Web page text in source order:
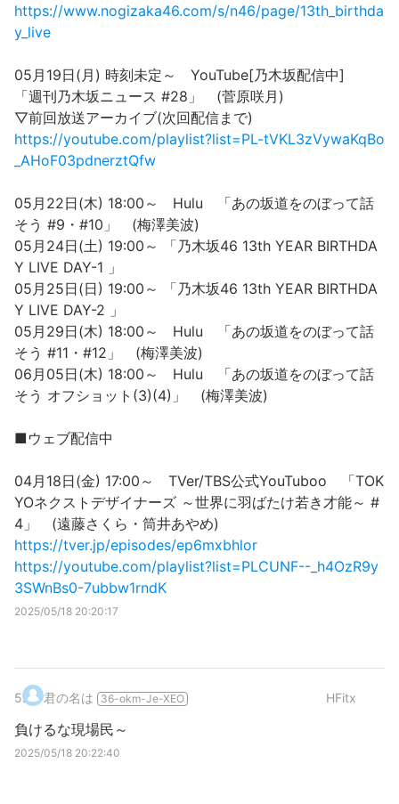
https://www.nogizaka46.com/s/n46/page/13th_birthda
y_live
05月19日(月) 時刻未定～ YouTube[乃木坂配信中]
「週刊乃木坂ニュース #28」 (菅原咲月)
▽前回放送アーカイブ(次回配信まで)
https://youtube.com/playlist?list=PL-tVKL3zVywaKqBo
_AHoF03pdnerztQfw
05月22日(木) 18:00～ Hulu 「あの坂道をのぼって話
そう #9・#10」 (梅澤美波)
05月24日(土) 19:00～ 「乃木坂46 13th YEAR BIRTHDA
Y LIVE DAY-1 」
05月25日(日) 19:00～ 「乃木坂46 13th YEAR BIRTHDA
Y LIVE DAY-2 」
05月29日(木) 18:00～ Hulu 「あの坂道をのぼって話
そう #11・#12」 (梅澤美波)
06月05日(木) 18:00～ Hulu 「あの坂道をのぼって話
そう オフショット(3)(4)」 (梅澤美波)
■ウェブ配信中
04月18日(金) 17:00～ TVer/TBS公式YouTuboo 「TOK
YOネクストデザイナーズ ～世界に羽ばたけ若き才能～ #
4」 (遠藤さくら・筒井あやめ)
https://tver.jp/episodes/ep6mxbhlor
https://youtube.com/playlist?list=PLCUNF--_h4OzR9y
3SWnBs0-7ubbw1rndK
2025/05/18 20:20:17
5. 君の名は 36-okm-Je-XEO HFitx
負けるな現場民～
2025/05/18 20:22:40